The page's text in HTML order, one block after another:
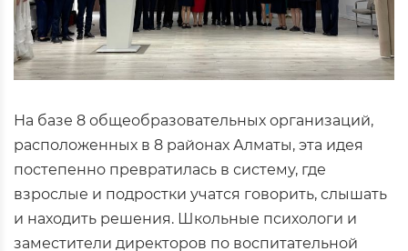
На базе 8 общеобразовательных организаций,
расположенных в 8 районах Алматы, эта идея
постепенно превратилась в систему, где
взрослые и подростки учатся говорить, слышать
и находить решения. Школьные психологи и
заместители директоров по воспитательной